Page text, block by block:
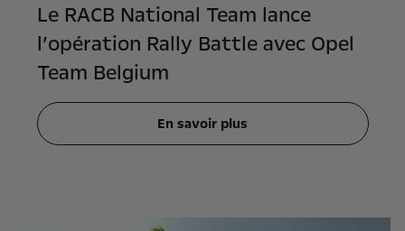
Le RACB National Team lance
l’opération Rally Battle avec Opel
Team Belgium
En savoir plus